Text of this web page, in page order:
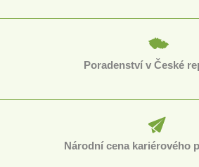
Poradenství v České
Národní cena kariérového